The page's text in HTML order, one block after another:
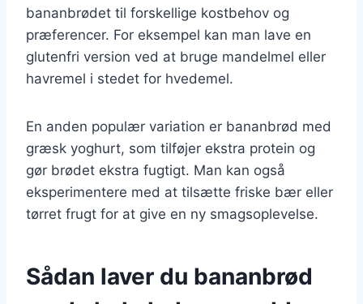
bananbrødet til forskellige kostbehov og
præferencer. For eksempel kan man lave en
glutenfri version ved at bruge mandelmel eller
havremel i stedet for hvedemel.
En anden populær variation er bananbrød med
græsk yoghurt, som tilføjer ekstra protein og
gør brødet ekstra fugtigt. Man kan også
eksperimentere med at tilsætte friske bær eller
tørret frugt for at give en ny smagsoplevelse.
Sådan laver du bananbrød